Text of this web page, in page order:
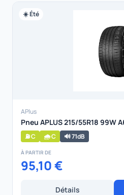
☀️ Été
APlus
Pneu APLUS 215/55R18 99W
⛽ C 🌧️ C 🔊 71dB
À PARTIR DE
95,10 €
Détails